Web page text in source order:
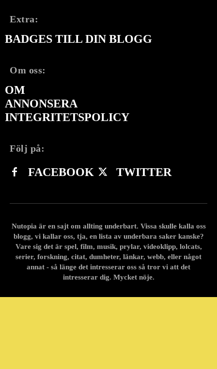
Extra:
BADGES TILL DIN BLOGG
Om oss:
OM
ANNONSERA
INTEGRITETSPOLICY
Följ på:
FACEBOOK TWITTER
Nutopia är en sajt om allting underbart. Vissa skulle kalla oss
blogg, vi kallar oss, tja, en lista av underbara saker kanske?
Vare sig det är spel, film, musik, prylar, videoklipp, lolcats,
serier, forskning, citat, dumheter, länkar, webb, eller något
annat - så länge det intresserar oss så tror vi att det
intresserar dig. Mycket nöje.